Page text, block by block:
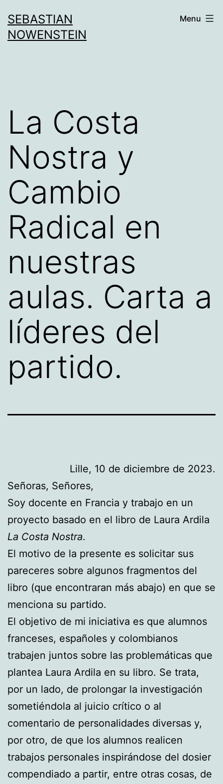
au
contenu
SEBASTIAN
NOWENSTEIN
Menu
La Costa
Nostra y
Cambio
Radical en
nuestras
aulas. Carta a
líderes del
partido.
Lille, 10 de diciembre de 2023.
Señoras, Señores,
Soy docente en Francia y trabajo en un
proyecto basado en el libro de Laura Ardila
La Costa Nostra.
El motivo de la presente es solicitar sus
pareceres sobre algunos fragmentos del
libro (que encontraran más abajo) en que se
menciona su partido.
El objetivo de mi iniciativa es que alumnos
franceses, españoles y colombianos
trabajen juntos sobre las problemáticas que
plantea Laura Ardila en su libro. Se trata,
por un lado, de prolongar la investigación
sometiéndola al juicio crítico o al
comentario de personalidades diversas y,
por otro, de que los alumnos realicen
trabajos personales inspirándose del dosier
compendiado a partir, entre otras cosas, de